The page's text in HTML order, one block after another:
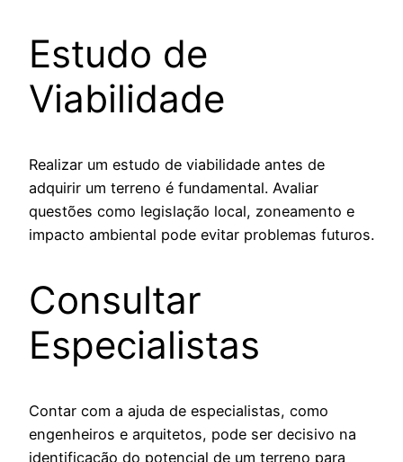
Estudo de
Viabilidade
Realizar um estudo de viabilidade antes de
adquirir um terreno é fundamental. Avaliar
questões como legislação local, zoneamento e
impacto ambiental pode evitar problemas futuros.
Consultar
Especialistas
Contar com a ajuda de especialistas, como
engenheiros e arquitetos, pode ser decisivo na
identificação do potencial de um terreno para